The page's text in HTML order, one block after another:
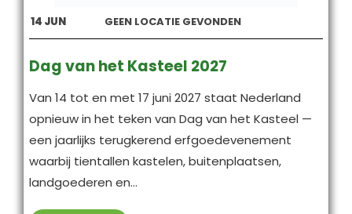
14 JUN GEEN LOCATIE GEVONDEN
Dag van het Kasteel 2027
Van 14 tot en met 17 juni 2027 staat Nederland
opnieuw in het teken van Dag van het Kasteel —
een jaarlijks terugkerend erfgoedevenement
waarbij tientallen kastelen, buitenplaatsen,
landgoederen en...